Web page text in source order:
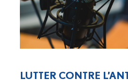
LUTTER CONTRE